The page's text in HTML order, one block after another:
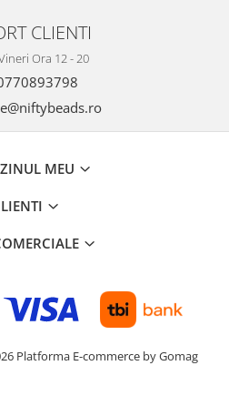
CLIENTI
Ora 12 - 20
MEU
Platforma E-commerce by Gomag